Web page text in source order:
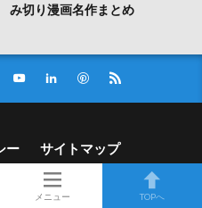
み切り漫画名作まとめ
ー サイトマップ
みかゆcafe
メニュー TOPへ